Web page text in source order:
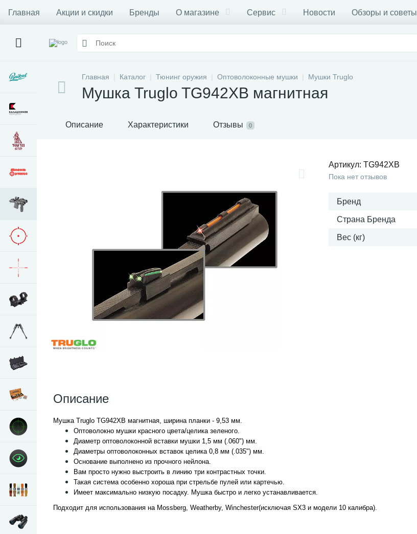
Главная Акции и скидки Бренды О магазине Сервис Новости Обзоры и советы
Главная Каталог Тюнинг оружия Оптоволоконные мушки Мушки Truglo
Мушка Truglo TG942XB магнитная
Описание Характеристики Отзывы 0
Артикул: TG942XB
Пока нет отзывов
Бренд
Страна Бренда
Вес (кг)
Описание
Мушка Truglo TG942XB магнитная, ширина планки - 9,53 мм.
Оптоволокно мушки красного цвета/целика зеленого.
Диаметр оптоволоконной вставки мушки 1,5 мм (.060") мм.
Диаметры оптоволоконных вставок целика 0,8 мм (.035") мм.
Основание выполнено из прочного нейлона.
Вам просто нужно выстроить в линию три контрастных точки.
Такая система особенно хороша при стрельбе пулей или картечью.
Имеет максимально низкую посадку. Мушка быстро и легко устанавливается.
Подходит для использования на Mossberg, Weatherby, Winchester(исключая SX3 и модели 10 калибра).